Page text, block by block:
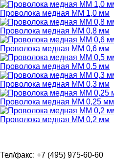
Проволока медная ММ 1,0 мм
Проволока медная ММ 0,8 мм
Проволока медная ММ 0,6 мм
Проволока медная ММ 0,5 мм
Проволока медная ММ 0,3 мм
Проволока медная ММ 0,25 мм
Проволока медная ММ 0,2 мм
Тел/факс: +7 (495) 975-60-60